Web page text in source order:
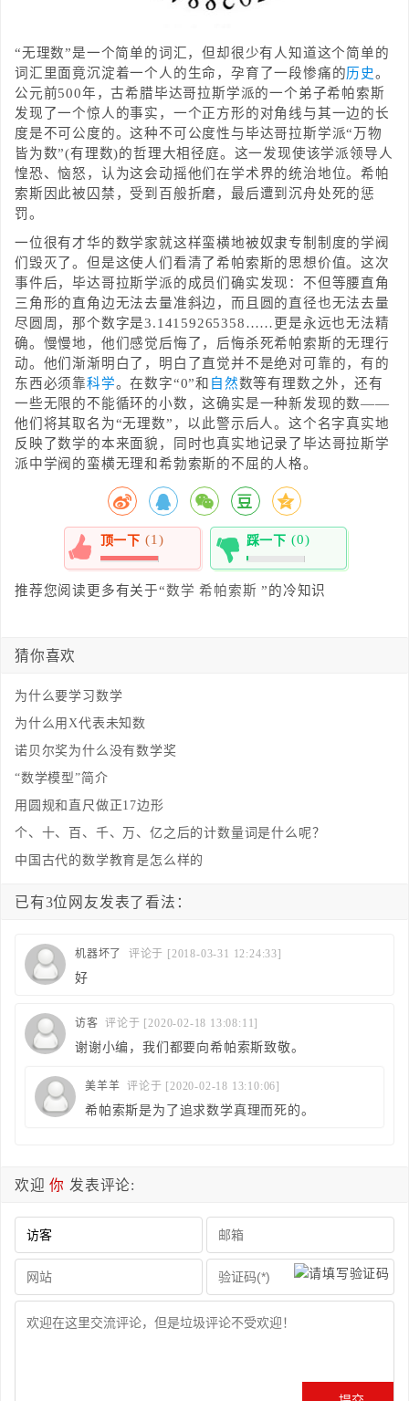
“无理数”是一个简单的词汇，但却很少有人知道这个简单的
词汇里面竟沉淀着一个人的生命，孕育了一段惨痛的历史。
公元前500年，古希腊毕达哥拉斯学派的一个弟子希帕索斯
发现了一个惊人的事实，一个正方形的对角线与其一边的长
度是不可公度的。这种不可公度性与毕达哥拉斯学派“万物
皆为数”(有理数)的哲理大相径庭。这一发现使该学派领导人
惶恐、恼怒，认为这会动摇他们在学术界的统治地位。希帕
索斯因此被囚禁，受到百般折磨，最后遭到沉舟处死的惩
罚。
一位很有才华的数学家就这样蛮横地被奴隶专制制度的学阀
们毁灭了。但是这使人们看清了希帕索斯的思想价值。这次
事件后，毕达哥拉斯学派的成员们确实发现：不但等腰直角
三角形的直角边无法去量准斜边，而且圆的直径也无法去量
尽圆周，那个数字是3.14159265358……更是永远也无法精
确。慢慢地，他们感觉后悔了，后悔杀死希帕索斯的无理行
动。他们渐渐明白了，明白了直觉并不是绝对可靠的，有的
东西必须靠科学。在数字“0”和 自然数等有理数之外，还有
一些无限的不能循环的小数，这确实是一种新发现的数——
他们将其取名为“无理数”，以此警示后人。这个名字真实地
反映了数学的本来面貌，同时也真实地记录了毕达哥拉斯学
派中学阀的蛮横无理和希勃索斯的不屈的人格。
顶一下 (1)
100%
踩一下 (0)
0%
推荐您阅读更多有关于“数学 希帕索斯 ”的冷知识
猜你喜欢
为什么要学习数学
为什么用X代表未知数
诺贝尔奖为什么没有数学奖
“数学模型”简介
用圆规和直尺做正17边形
个、十、百、千、万、亿之后的计数量词是什么呢？
中国古代的数学教育是怎么样的
已有3位网友发表了看法：
机器坏了 评论于 [2018-03-31 12:24:33]
好
访客 评论于 [2020-02-18 13:08:11]
谢谢小编，我们都要向希帕索斯致敬。
美羊羊 评论于 [2020-02-18 13:10:06]
希帕索斯是为了追求数学真理而死的。
欢迎你 发表评论: